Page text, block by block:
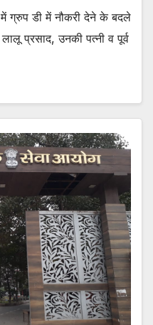
में ग्रुप डी में नौकरी देने के बदले
प्रसाद, उनकी पत्नी व पूर्व